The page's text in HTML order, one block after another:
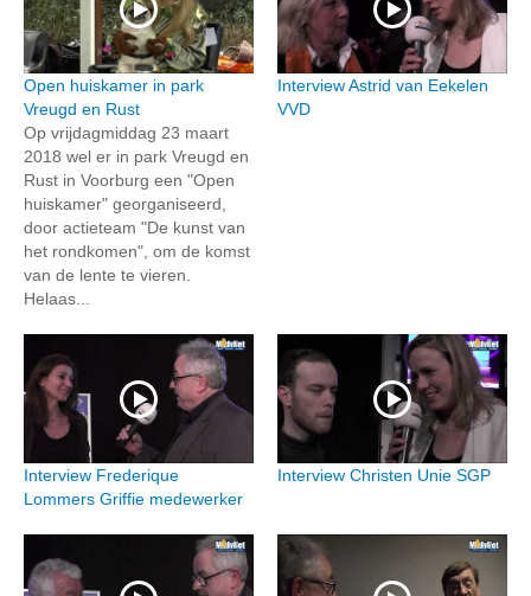
Open huiskamer in park
Vreugd en Rust
Op vrijdagmiddag 23 maart
2018 wel er in park Vreugd en
Rust in Voorburg een "Open
huiskamer" georganiseerd,
door actieteam "De kunst van
het rondkomen", om de komst
van de lente te vieren.
Helaas...
Interview Astrid van Eekelen
VVD
Interview Frederique
Lommers Griffie medewerker
Interview Christen Unie SGP